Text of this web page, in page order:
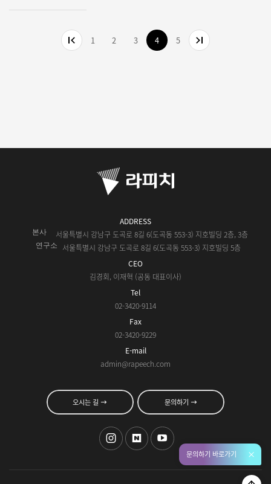
1 2 3 4 5
ADDRESS
본사 서울특별시 강남구 도곡로 8길 6(도곡동 553-3) 지호빌딩 2층, 3층
연구소
서울특별시 강남구 도곡로 8길 6(도곡동 553-3) 지호빌딩 5층
CEO
김경회, 이재혁 (공동 대표이사)
Tel
02-3420-9114
Fax
02-3420-9229
E-mail
admin@rapeech.com
오시는 길 문의하기
문의하기 바로가기